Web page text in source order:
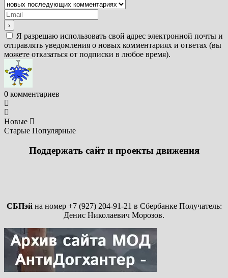
Я разрешаю использовать свой адрес электронной почты и
отправлять уведомления о новых комментариях и ответах (вы
можете отказаться от подписки в любое время).
0 комментариев
Новые
Старые Популярные
Поддержать сайт и проекты движения
СБПэйна номер +7 (927) 204-91-21 в Сбербанке Получатель:
Денис Николаевич Морозов.